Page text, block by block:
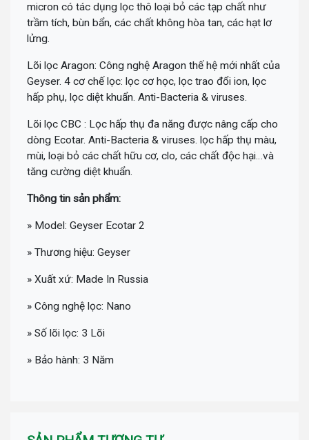
micron có tác dụng lọc thô loại bỏ các tạp chất như
trầm tích, bùn bẩn, các chất không hòa tan, các hạt lơ
lửng.
Lõi lọc Aragon: Công nghệ Aragon thế hệ mới nhất của
Geyser. 4 cơ chế lọc: lọc cơ học, lọc trao đổi ion, lọc
hấp phụ, lọc diệt khuẩn. Anti-Bacteria & viruses.
Lõi lọc CBC : Lọc hấp thụ đa năng được nâng cấp cho
dòng Ecotar. Anti-Bacteria & viruses. lọc hấp thụ màu,
mùi, loại bỏ các chất hữu cơ, clo, các chất độc hại…và
tăng cường diệt khuẩn.
Thông tin sản phẩm:
» Model: Geyser Ecotar 2
» Thương hiệu: Geyser
» Xuất xứ: Made In Russia
» Công nghệ lọc: Nano
» Số lõi lọc: 3 Lõi
» Bảo hành: 3 Năm